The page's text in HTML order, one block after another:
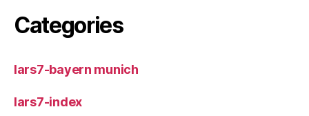
Categories
lars7-bayern munich
lars7-index